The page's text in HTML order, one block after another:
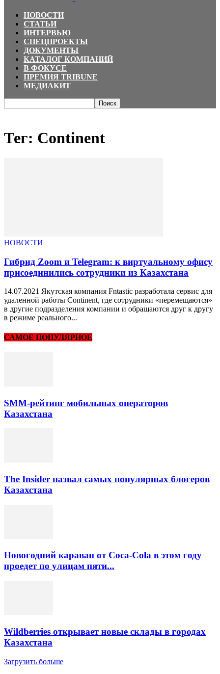
НОВОСТИ
СТАТЬИ
ИНТЕРВЬЮ
СПЕЦПРОЕКТЫ
ДОКУМЕНТЫ
КАТАЛОГ КОМПАНИЙ
В ФОКУСЕ
ПРЕМИЯ TRIBUNE
МЕДИАКИТ
Тег: Continent
НОВОСТИ
Гибрид Zoom и Telegram: к виртуальному офису
присоединились сотрудники из Казахстана
14.07.2021 Якутская компания Fntastic разработала сервис для
удаленной работы Continent, где сотрудники «перемещаются»
в другие подразделения компании и обращаются друг к другу
в режиме реального...
САМОЕ ПОПУЛЯРНОЕ
SMM-рейтинг мобильных операторов
Казахстана
The Insider назвал самых популярных блогеров
Казахстана
Новогодний караван от Coca-Cola в этом году
проедет по улицам пяти...
Wildberries открывает новые склады в городах
Казахстана
Загрузить больше